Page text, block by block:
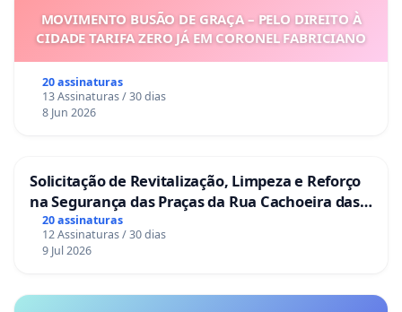
MOVIMENTO BUSÃO DE GRAÇA – PELO DIREITO À
CIDADE TARIFA ZERO JÁ EM CORONEL FABRICIANO
20 assinaturas
13 Assinaturas / 30 dias
8 Jun 2026
Solicitação de Revitalização, Limpeza e Reforço
na Segurança das Praças da Rua Cachoeira das
Sete Ilhas
20 assinaturas
12 Assinaturas / 30 dias
9 Jul 2026